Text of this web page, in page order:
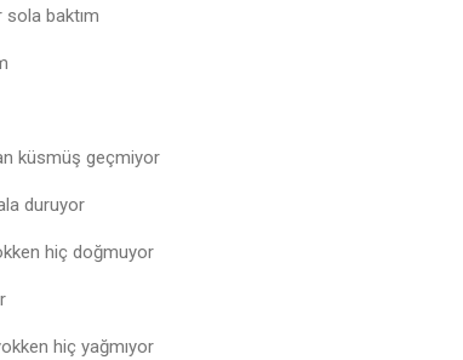
sola baktım
küsmüş geçmiyor
duruyor
hiç doğmuyor
hiç yağmıyor